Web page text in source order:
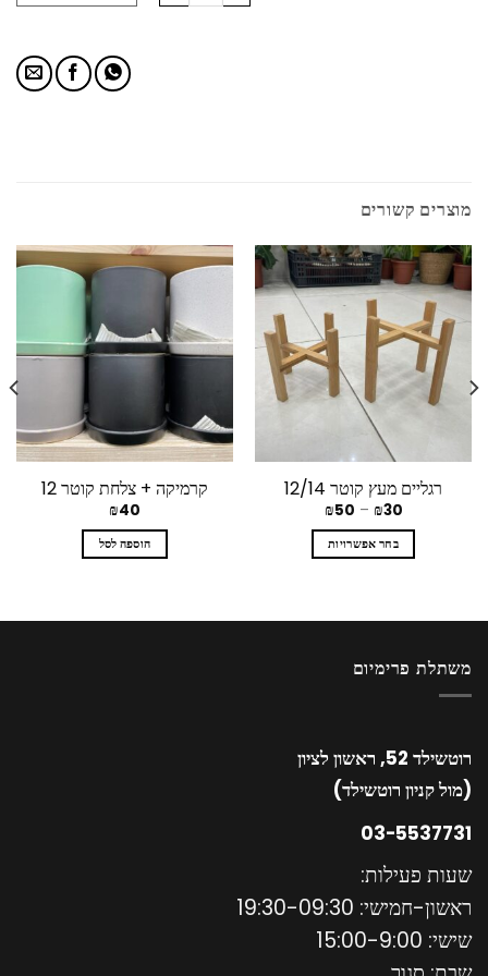
מוצרים קשורים
רגליים מעץ קוטר 12/14
₪30
–
₪50
בחר אפשרויות
קרמיקה + צלחת קוטר 12
₪40
הוספה לסל
משתלת פרימיום
רוטשילד 52, ראשון לציון
(מול קניון רוטשילד)
03-5537731
שעות פעילות:
ראשון-חמישי: 19:30-09:30
שישי: 15:00-9:00